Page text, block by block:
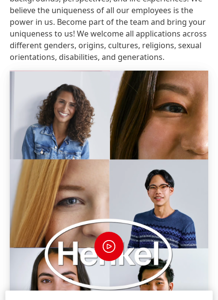
believe the uniqueness of all our employees is the
power in us. Become part of the team and bring your
uniqueness to us! We welcome all applications across
different genders, origins, cultures, religions, sexual
orientations, disabilities, and generations.